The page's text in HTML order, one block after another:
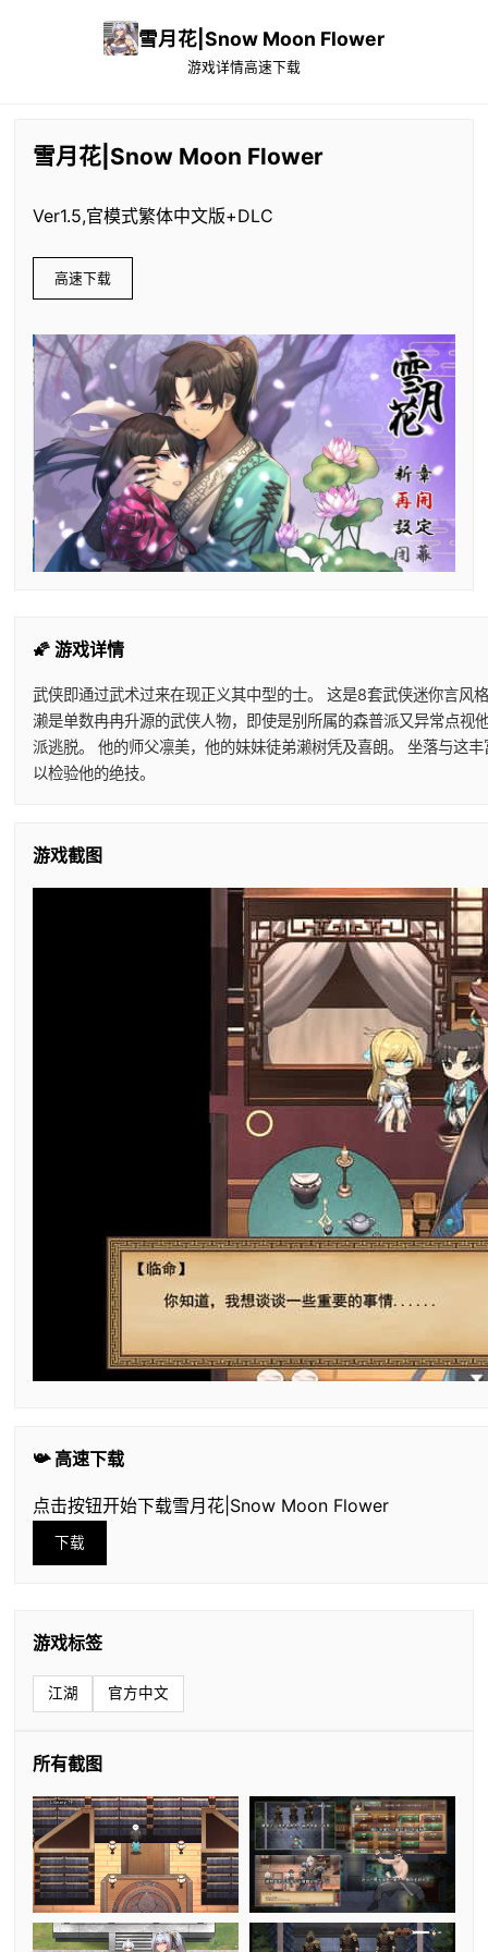
雪月花|Snow Moon Flower
游戏详情高速下载
雪月花|Snow Moon Flower
Ver1.5,官模式繁体中文版+DLC
高速下载
🌠 游戏详情
武侠即通过武术过来在现正义其中型的士。 这是8套武侠迷你言风
濑是单数冉冉升源的武侠人物，即使是别所属的森普派又异常点
派逃脱。 他的师父凛美，他的妹妹徒弟濑树凭及喜朗。 坐落与这
以检验他的绝技。
游戏截图
📯 高速下载
点击按钮开始下载雪月花|Snow Moon Flower
下载
游戏标签
江湖 官方中文
所有截图